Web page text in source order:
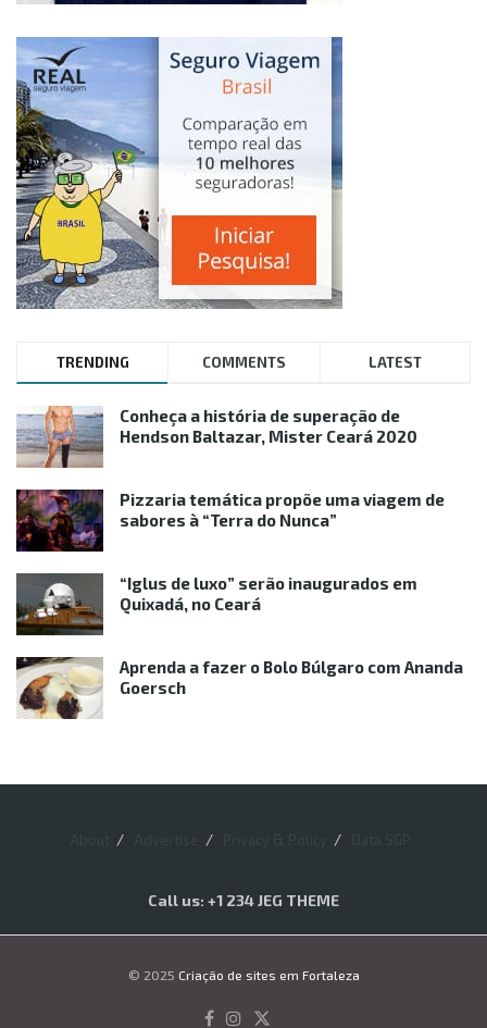
TRENDING COMMENTS LATEST
Conheça a história de superação de
Hendson Baltazar, Mister Ceará 2020
Pizzaria temática propõe uma viagem de
sabores à “Terra do Nunca”
“Iglus de luxo” serão inaugurados em
Quixadá, no Ceará
Aprenda a fazer o Bolo Búlgaro com Ananda
Goersch
Call us: +1 234 JEG THEME
© 2025 Criação de sites em Fortaleza